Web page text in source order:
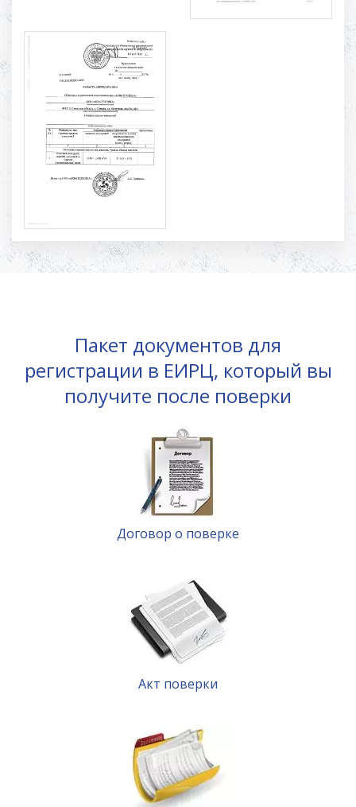
Пакет документов для
регистрации в ЕИРЦ, который вы
получите после поверки
Договор о поверке
Акт поверки